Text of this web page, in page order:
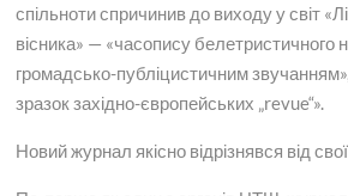
спільноти спричинив до виходу у світ
вісника» — «часопису белетристичного
громадсько-публіцистичним
зразок західно-європейських „revue“».
Новий журнал якісно відрізнявся від